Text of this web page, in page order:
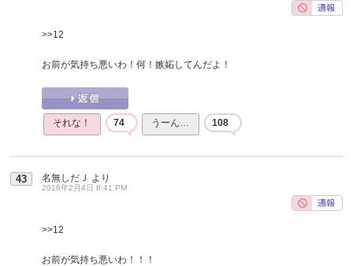
>>12
お前が気持ち悪いわ！何！嫉妬してんだよ！
それな！ 74 うーん… 108
43 名無しだＪ より
2016年2月4日 8:41 PM
>>12
お前が気持ち悪いわ！！！